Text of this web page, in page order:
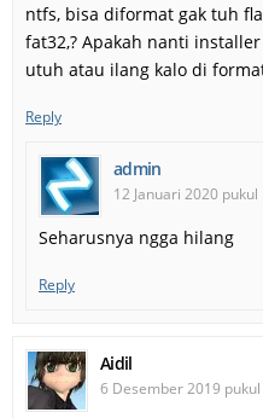
ntfs, bisa diformat gak tuh
fat32,? Apakah nanti
utuh atau ilang kalo di
Reply
admin
12 Januari 2020 pukul
Seharusnya ngga hilang
Reply
Aidil
6 Desember 2019 pukul